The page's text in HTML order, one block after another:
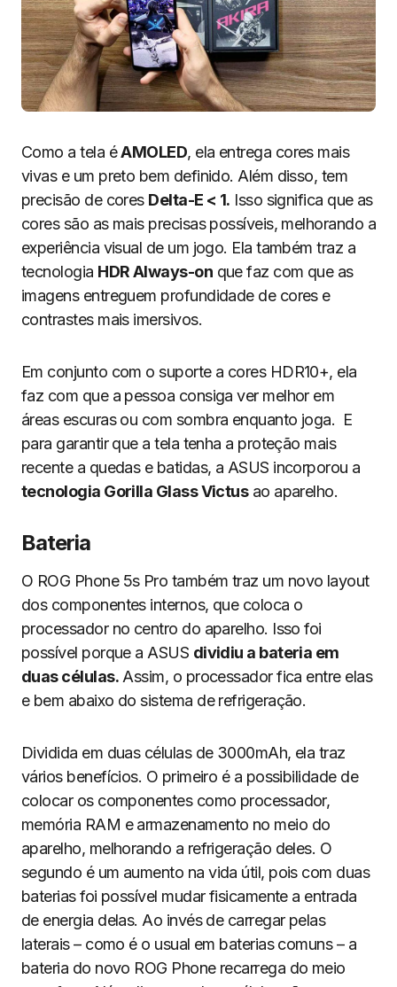
Como a tela éAMOLED, ela entrega cores mais
vivas e um preto bem definido. Além disso, tem
precisão de cores Delta-E < 1. Isso significa que as
cores são as mais precisas possíveis, melhorando a
experiência visual de um jogo. Ela também traz a
tecnologia HDR Always-on que faz com que as
imagens entreguem profundidade de cores e
contrastes mais imersivos.
Em conjunto com o suporte a cores HDR10+, ela
faz com que a pessoa consiga ver melhor em
áreas escuras ou com sombra enquanto joga. E
para garantir que a tela tenha a proteção mais
recente a quedas e batidas, a ASUS incorporou a
tecnologia Gorilla Glass Victusao aparelho.
Bateria
O ROG Phone 5s Pro também traz um novo layout
dos componentes internos, que coloca o
processador no centro do aparelho. Isso foi
possível porque a ASUS dividiu a bateria em
duas células.Assim, o processador fica entre elas
e bem abaixo do sistema de refrigeração.
Dividida em duas células de 3000mAh, ela traz
vários benefícios. O primeiro é a possibilidade de
colocar os componentes como processador,
memória RAM e armazenamento no meio do
aparelho, melhorando a refrigeração deles. O
segundo é um aumento na vida útil, pois com duas
baterias foi possível mudar fisicamente a entrada
de energia delas. Ao invés de carregar pelas
laterais – como é o usual em baterias comuns – a
bateria do novo ROG Phone recarrega do meio